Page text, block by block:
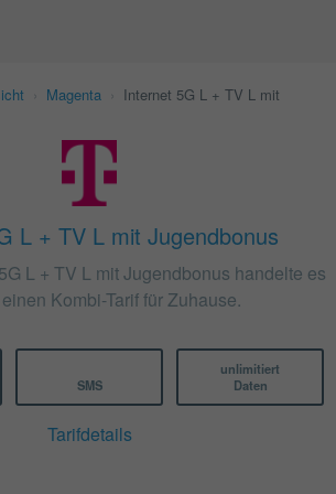
Magenta
Internet 5G L + TV L mit
L + TV L mit Jugendbonus
L + TV L mit Jugendbonus handelte es
Kombi-Tarif für Zuhause.
SMS
unlimitiert
Daten
Tarifdetails